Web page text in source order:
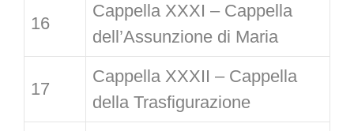
16
Cappella XXXI – Cappella
dell’Assunzione di Maria
17
Cappella XXXII – Cappella
della Trasfigurazione